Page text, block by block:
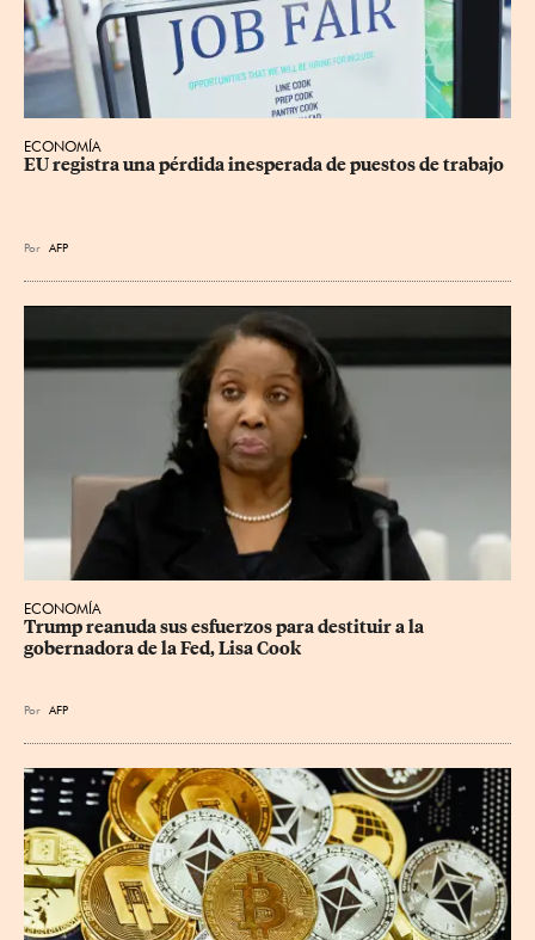
ECONOMÍA
EU registra una pérdida inesperada de puestos de trabajo
Por AFP
ECONOMÍA
Trump reanuda sus esfuerzos para destituir a la
gobernadora de la Fed, Lisa Cook
Por AFP